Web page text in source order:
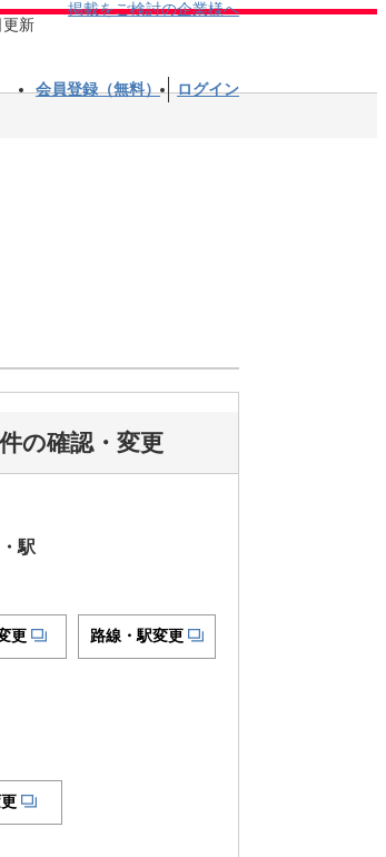
更新
掲載をご検討の企業様へ
会員登録（無料） ログイン
の確認・変更
駅
更 路線・駅変更